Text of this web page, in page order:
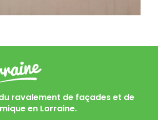
ravalement de façades et de
en Lorraine.